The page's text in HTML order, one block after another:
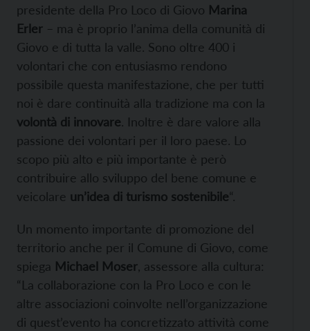
presidente della Pro Loco di Giovo Marina
Erler – ma è proprio l’anima della comunità di
Giovo e di tutta la valle. Sono oltre 400 i
volontari che con entusiasmo rendono
possibile questa manifestazione, che per tutti
noi è dare continuità alla tradizione ma con la
volontà di innovare. Inoltre è dare valore alla
passione dei volontari per il loro paese. Lo
scopo più alto e più importante è però
contribuire allo sviluppo del bene comune e
veicolare un’idea di turismo sostenibile“.
Un momento importante di promozione del
territorio anche per il Comune di Giovo, come
spiega Michael Moser , assessore alla cultura:
“La collaborazione con la Pro Loco e con le
altre associazioni coinvolte nell’organizzazione
di quest’evento ha concretizzato attività come